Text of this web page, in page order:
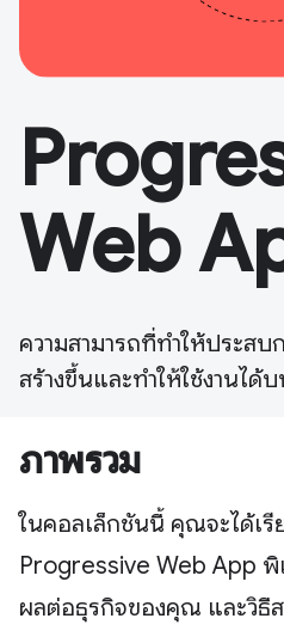
Web
ความสามารถที่ทำให้ประส
สร้างขึ้นและทำให้ใช้งานได้บ
ภาพรวม
ในคอลเล็กชันนี้ คุณจะได้เรี
Progressive Web App พิ
ผลต่อธุรกิจของคุณ และวิธี